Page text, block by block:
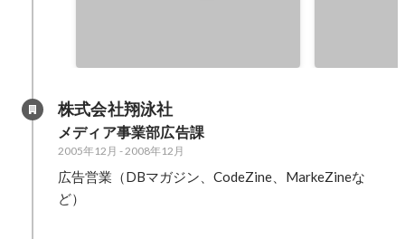
株式会社翔泳社
メディア事業部広告課
2005年12月 - 2008年12月
広告営業（DBマガジン、CodeZine、MarkeZineな
ど）